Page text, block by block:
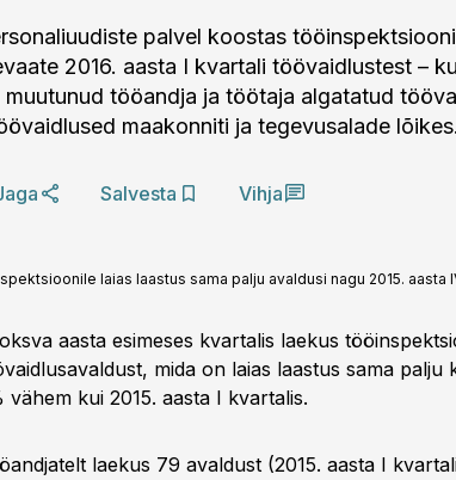
palvel koostas
2016. aasta I kvartali töövaidlustest –
muutunud tööandja ja töötaja algatatud
maakonniti ja tegevusalade lõikes.
Salvesta Vihja
laias laastus sama palju avaldusi nagu 2015. aasta
aasta esimeses kvartalis laekus
mida on laias laastus sama palju
vähem kui 2015. aasta I kvartalis.
laekus 79 avaldust (2015. aasta I